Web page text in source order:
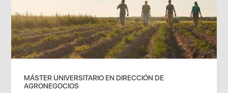
MÁSTER UNIVERSITARIO EN DIRECCIÓN DE
AGRONEGOCIOS